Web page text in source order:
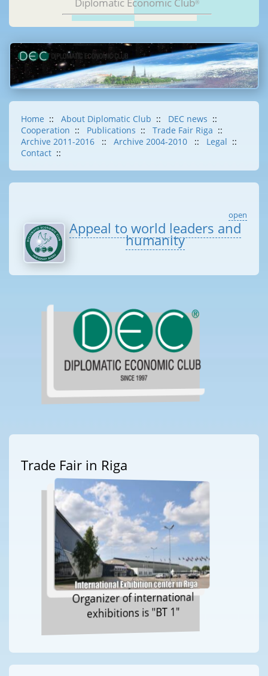
Diplomatic Economic Club®
Home :: About Diplomatic Club :: DEC news ::
Cooperation :: Publications :: Trade Fair Riga ::
Archive 2011-2016
:: Archive 2004-2010 :: Legal ::
Contact ::
open
Appeal to world leaders and
humanity
Trade Fair in Riga
Organizer of international
exhibitions is "BT 1"